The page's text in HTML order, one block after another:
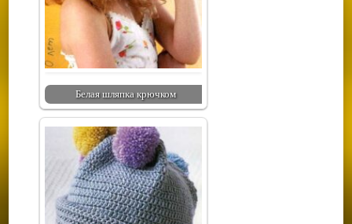
Белая шляпка крючком